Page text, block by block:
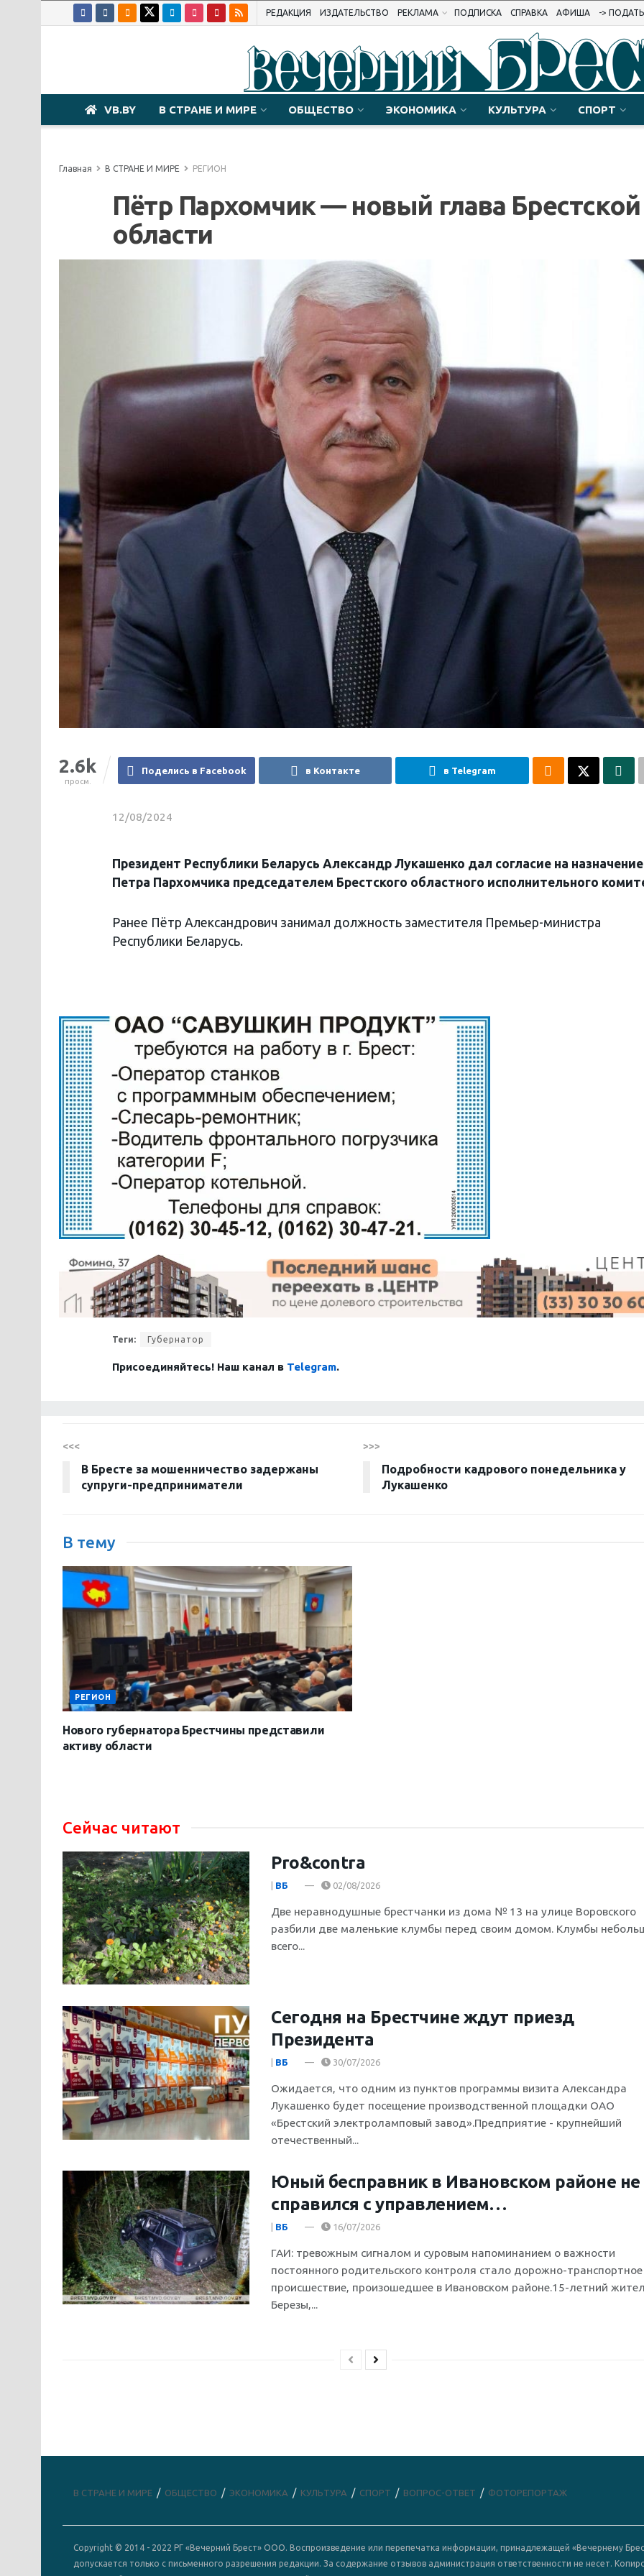
РЕДАКЦИЯ ИЗДАТЕЛЬСТВО РЕКЛАМА ПОДПИСКА СПРАВКА АФИША ->
VB.BY В СТРАНЕ И МИРЕ ОБЩЕСТВО ЭКОНОМИКА КУЛЬТУРА СПОРТ
Главная В СТРАНЕ И МИРЕ РЕГИОН
Пётр Пархомчик — новый глава Брестской
области
2.6k
просм.
Поделись в Facebook в Контакте в Telegram
12/08/2024
Президент Республики Беларусь Александр Лукашенко дал согласие на назначение
Петра Пархомчика председателем Брестского областного исполнительного
Ранее Пётр Александрович занимал должность заместителя Премьер-министра
Республики Беларусь.
Теги: Губернатор
Присоединяйтесь! Наш канал в Telegram.
<<<
В Бресте за мошенничество задержаны
супруги-предприниматели
>>>
Подробности кадрового понедельника у
Лукашенко
В тему
РЕГИОН
Нового губернатора Брестчины представили
активу области
Сейчас читают
Pro&contra
| ВБ 02/08/2026
Две неравнодушные брестчанки из дома № 13 на улице Воровского
разбили две маленькие клумбы перед своим домом. Клумбы
всего...
Сегодня на Брестчине ждут приезд
Президента
ВБ 30/07/2026
Ожидается, что одним из пунктов программы визита Александра
Лукашенко будет посещение производственной площадки ОАО
«Брестский электроламповый завод».Предприятие - крупнейший
отечественный...
Юный бесправник в Ивановском районе не
справился с управлением…
ВБ 16/07/2026
ГАИ: тревожным сигналом и суровым напоминанием о важности
постоянного родительского контроля стало дорожно-транспортное
происшествие, произошедшее в Ивановском районе.15-летний
Березы,...
В СТРАНЕ И МИРЕ ОБЩЕСТВО ЭКОНОМИКА КУЛЬТУРА СПОРТ ВОПРОС-ОТВЕТ ФОТОРЕПОРТАЖ
Copyright © 2014 - 2022 РГ «Вечерний Брест» ООО. Воспроизведение или перепечатка информации, принадлежащей «Вечернему
допускается только с письменного разрешения редакции. За содержание отзывов администрация ответственности не несет.